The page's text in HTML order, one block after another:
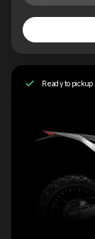
Ready to pickup